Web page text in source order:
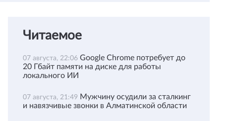
Читаемое
07 августа, 22:06 Google Chrome потребует до
20 Гбайт памяти на диске для работы
локального ИИ
07 августа, 21:49 Мужчину осудили за сталкинг
и навязчивые звонки в Алматинской области